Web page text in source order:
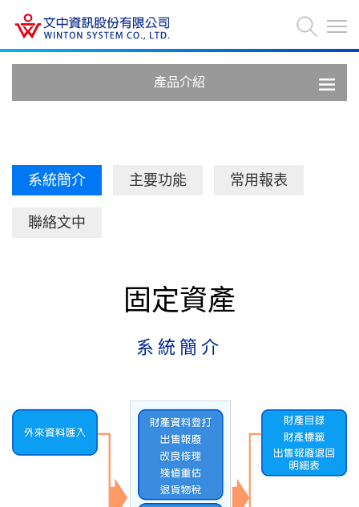
產品介紹
系統簡介 主要功能 常用報表
聯絡文中
固定資產
系統簡介